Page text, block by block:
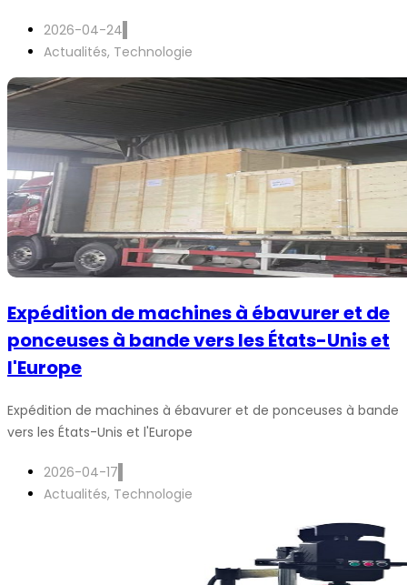
2026-04-24
Actualités, Technologie
Expédition de machines à ébavurer et de
ponceuses à bande vers les États-Unis et
l'Europe
Expédition de machines à ébavurer et de ponceuses à bande
vers les États-Unis et l'Europe
2026-04-17
Actualités, Technologie